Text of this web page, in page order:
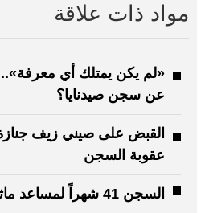
مواد ذات علاقة
«لم يكن يمتلك أي معرفة»..
عن سجن صيدنايا؟
القبض على صيني زيف
عقوبة السجن
السجن 41 شهراً لمساعد ماثيو بيري